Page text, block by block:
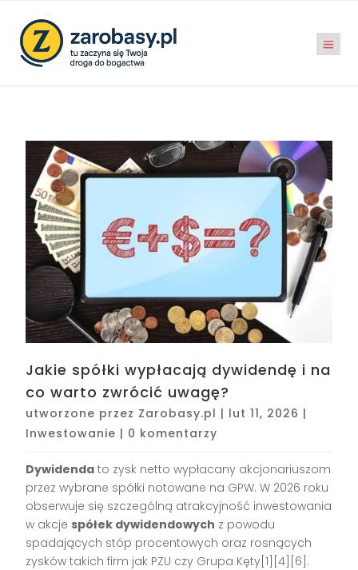
Jakie spółki wypłacają dywidendę i na
co warto zwrócić uwagę?
utworzone przez Zarobasy.pl | lut 11, 2026 |
Inwestowanie | 0 komentarzy
Dywidenda to zysk netto wypłacany akcjonariuszom
przez wybrane spółki notowane na GPW. W 2026 roku
obserwuje się szczególną atrakcyjność inwestowania
w akcje spółek dywidendowych z powodu
spadających stóp procentowych oraz rosnących
zysków takich firm jak PZU czy Grupa Kęty[1][4][6].